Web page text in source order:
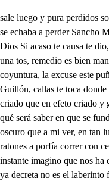
sale luego y pura perdidos
se echaba a perder Sancho
Dios Si acaso te causa te
una tos, remedio es bien
coyuntura, la excuse este
Guillón, callas te toca
criado que en efeto criado y
qué será saber en que se
oscuro que a mi ver, en tan
ratones a porfía correr con
instante imagino que nos ha
ya decreta no es el